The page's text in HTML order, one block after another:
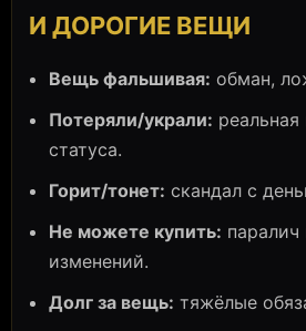
И ДОРОГИЕ ВЕЩИ
Вещь фальшивая: обман,
Потеряли/украли: реальная
статуса.
Горит/тонет: скандал с
Не можете купить: паралич
изменений.
Долг за вещь: тяжёлые